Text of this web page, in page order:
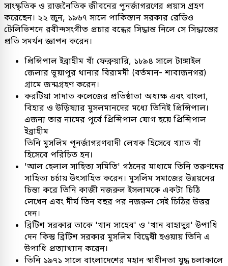
সাংস্কৃতিক ও রাজনৈতিক জীবনের পুনর্জাগরণের প্রয়াস গ্রহণ
করেছেন। ২২ জুন, ১৯৬৭ সালে পাকিস্তান সরকার রেডিও
টেলিভিশনে রবীন্দসংগীত প্রচার বন্ধের সিদ্ধান্ত নিলে সে সিদ্ধান্তের
প্রতি সমর্থন জ্ঞাপন করেন।
প্রিন্সিপাল ইব্রাহীম খাঁ ফেব্রুয়ারি, ১৮৯৪ সালে টাঙ্গাইল
জেলার ভূয়াপুর থানার বিরামদী (বর্তমান- শাবাজনগর)
গ্রামে জন্মগ্রহণ করেন।
করটিয়া সাদাত কলেজের প্রতিষ্ঠাতা অধ্যক্ষ এবং বাংলা,
বিহার ও উড়িষ্যার মুসলমানদের মধ্যে তিনিই প্রিন্সিপাল।
এজন্য তার নামের পূর্বে প্রিন্সিপাল যোগ হয়ে প্রিন্সিপাল
ইব্রাহীম
তিনি মুসলিম পূনর্জাগরণবাদী লেখক হিসেবে খ্যাত খাঁ
হিসেবে পরিচিত হন।
'আল হেলাল সাহিত্য সমিতি' গঠনের মাধ্যমে তিনি তরুণদের
সাহিত্য চর্চায় উৎসাহিত করেন। মুসলিম সমাজের উন্নয়নের
চিন্তা করে তিনি কাজী নজরুল ইসলামকে একটা চিঠি
লেখেন এবং দীর্ঘ তিন বছর পর নজরুল সেই চিঠির উত্তর
দেন।
ব্রিটিশ সরকার তাকে 'খান সাহেব' ও 'খান বাহাদুর' উপাধি
দেন কিন্তু ব্রিটিশ সরকার মুসলিম বিদ্বেষী হওয়ায় তিনি এ
উপাধি প্রত্যাখ্যান করেন।
তিনি ১৯৭১ সালে বাংলাদেশের মহান স্বাধীনতা যুদ্ধ চলাকালে